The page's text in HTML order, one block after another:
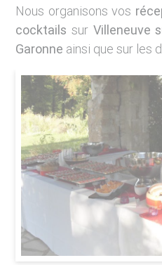
Nous organisons vos
cocktails sur Villeneuve
Garonne ainsi que sur les